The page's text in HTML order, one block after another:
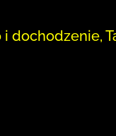
dochodzenie,